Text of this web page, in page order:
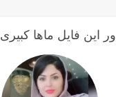
این فایل ماها کبیری